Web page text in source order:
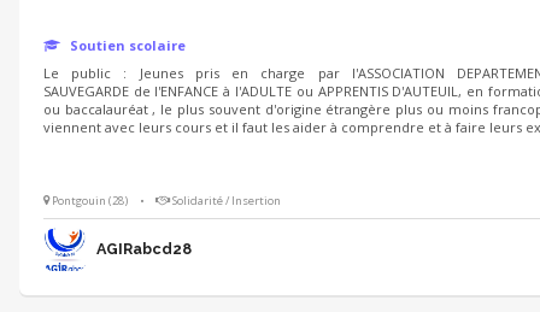
Soutien scolaire
Le public : Jeunes pris en charge par l'ASSOCIATION
SAUVEGARDE de l'ENFANCE à l'ADULTE ou APPRENTIS D'AUTEUIL, en
ou baccalauréat , le plus souvent d'origine étrangère plus ou moins
viennent avec leurs cours et il faut les aider à comprendre et à faire leurs
Pontgouin (28) • Solidarité / Insertion
AGIRabcd28